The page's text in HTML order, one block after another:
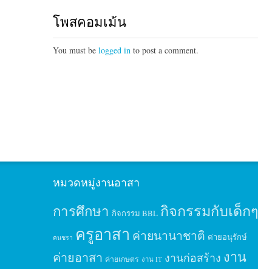
โพสคอมเม้น
You must be logged in to post a comment.
หมวดหมู่งานอาสา
การศึกษา กิจกรรม BBL กิจกรรมกับเด็กๆ
คนชรา ครูอาสา ค่ายนานาชาติ ค่ายอนุรักษ์
ค่ายอาสา ค่ายเกษตร งาน IT งานก่อสร้าง งาน